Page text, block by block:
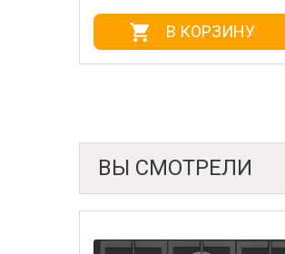
В КОРЗИНУ
ВЫ СМОТРЕЛИ